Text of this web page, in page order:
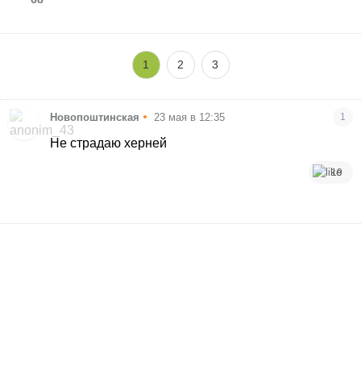
1 2 3
Новопоштинская • 23 мая в 12:35 1
Не страдаю херней
19